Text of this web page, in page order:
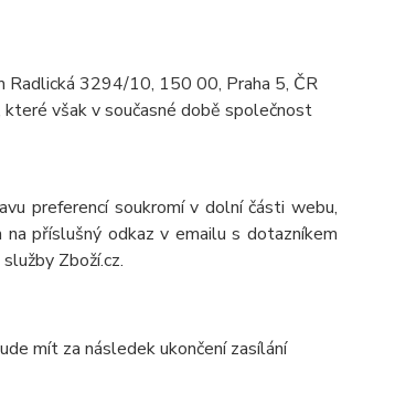
Radlická 3294/10, 150 00, Praha 5, ČR
však v současné době společnost
preferencí soukromí v dolní části webu,
příslušný odkaz v emailu s dotazníkem
Zboží.cz.
mít za následek ukončení zasílání